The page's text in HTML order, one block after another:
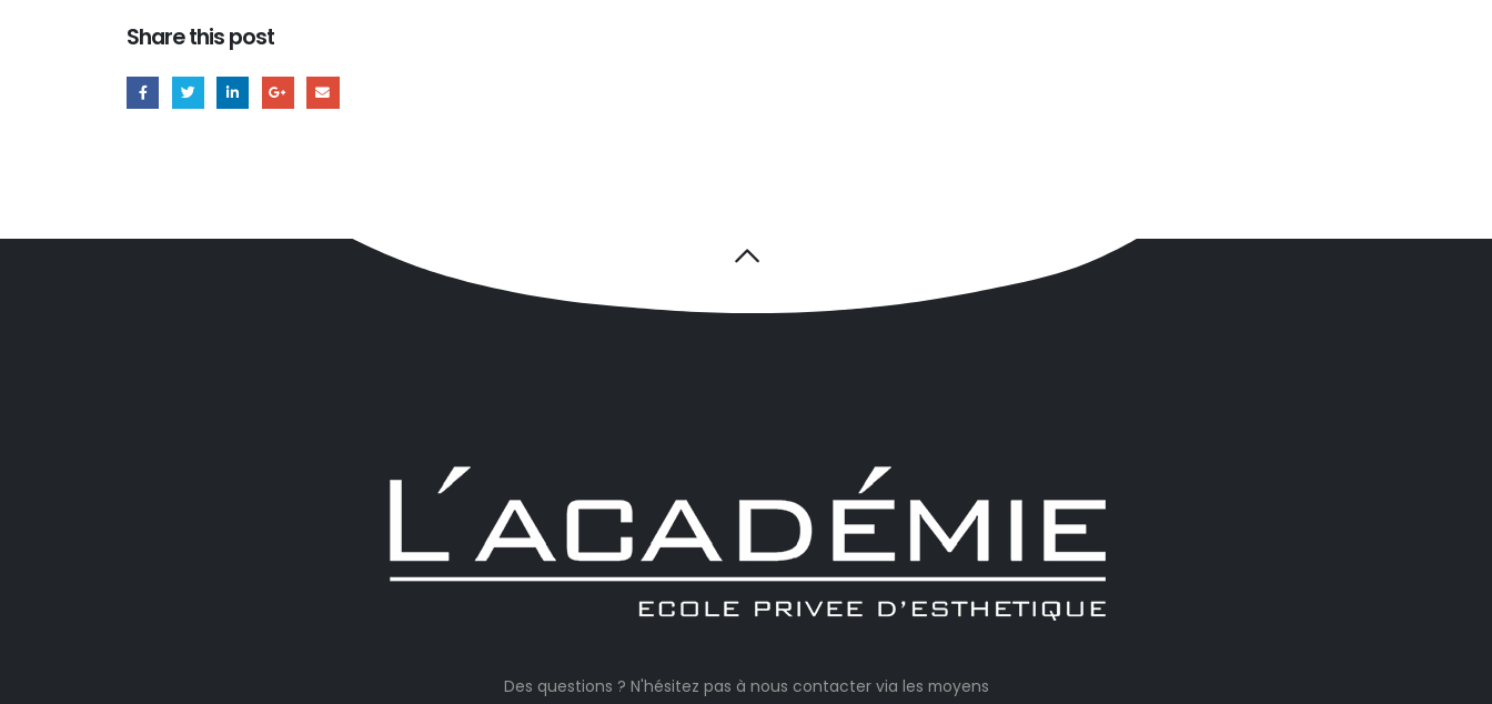
Share this post
Des questions ? N'hésitez pas à nous contacter via les moyens